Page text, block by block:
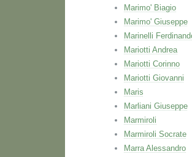
Marimo' Biagio
Marimo' Giuseppe
Marinelli
Mariotti Andrea
Mariotti Corinno
Mariotti Giovanni
Maris
Marliani Giuseppe
Marmiroli
Marmiroli Socrate
Marra Alessandro